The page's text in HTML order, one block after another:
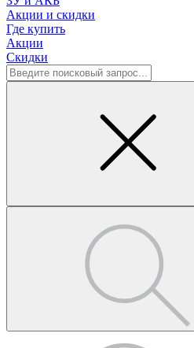
Акции и скидки
Где купить
Акции
Скидки